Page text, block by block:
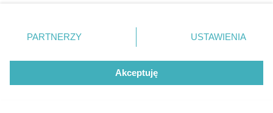
zmienić/wycofać klikając przycisk ustawień prywatności
znajdujący się w lewym dolnym rogu strony
. Niektóre
użytkownika, ale masz prawo sprzeciwić się takiemu
przetwarzaniu. Preferencje będą miały zastosowania tylko
PARTNERZY USTAWIENIA
Akceptuję